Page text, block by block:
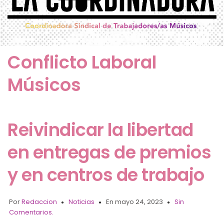
Conflicto Laboral
Músicos
Reivindicar la libertad
en entregas de premios
y en centros de trabajo
PorRedaccion Noticias En mayo 24, 2023
Sin
Comentarios.